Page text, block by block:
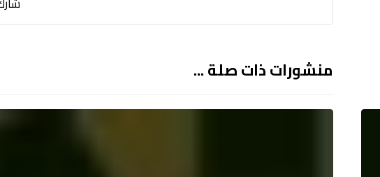
منشورات ذات صلة ...